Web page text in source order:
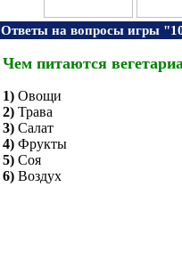
Ответы на вопросы игры
Чем питаются
1) Овощи
2) Трава
3) Салат
4) Фрукты
5) Соя
6) Воздух